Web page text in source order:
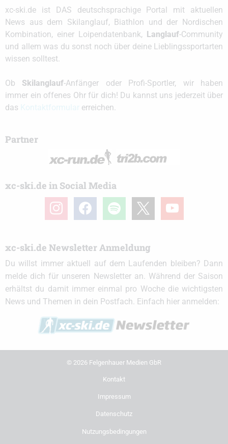
xc-ski.de ist DAS deutschsprachige Portal mit aktuellen
News aus dem Skilanglauf, Biathlon und der Nordischen
Kombination, einer Loipendatenbank,
Langlauf-Community
und allem was du sonst noch über deine Lieblingssportarten
wissen solltest.
Ob Skilanglauf-Anfänger oder Profi-Sportler, wir haben
immer ein offenes Ohr für dich! Du kannst uns jederzeit über
das
erreichen.
Partner
xc-ski.de in Social Media
instagramfacebook spotify youtube
xc-ski.de Newsletter Anmeldung
Du willst immer aktuell auf dem Laufenden bleiben? Dann
melde dich für unseren Newsletter an. Während der Saison
erhältst du damit immer einmal pro Woche die wichtigsten
News und Themen in dein Postfach. Einfach hier anmelden:
© 2026 Felgenhauer Medien GbR
Kontakt
Impressum
Datenschutz
Nutzungsbedingungen